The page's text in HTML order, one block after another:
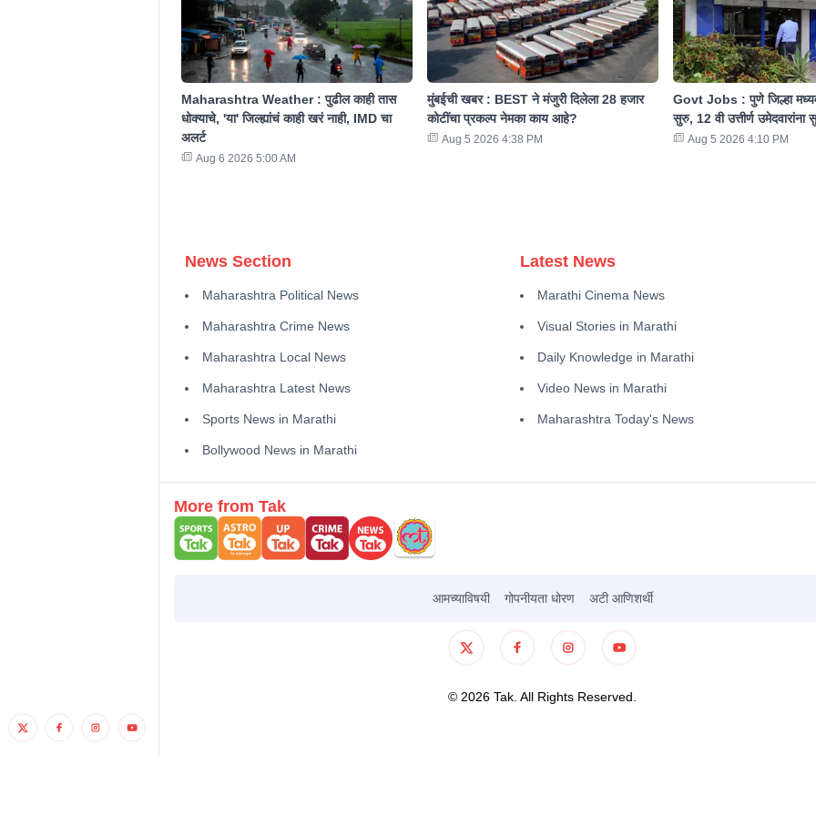
Maharashtra Weather : पुढील काही तास
धोक्याचे, 'या' जिल्ह्यांचं काही खरं नाही, IMD चा
अलर्ट
Aug 6 2026 5:00 AM
मुंबईची खबर : BEST ने मंजुरी दिलेला 28 हजार
कोटींचा प्रकल्प नेमका काय आहे?
Aug 5 2026 4:38 PM
Govt Jobs : पुणे जिल्हा
सुरु, 12 वी उत्तीर्ण उमेदवारांना
Aug 5 2026 4:10 PM
News Section
Maharashtra Political News
Maharashtra Crime News
Maharashtra Local News
Maharashtra Latest News
Sports News in Marathi
Bollywood News in Marathi
Latest News
Marathi Cinema News
Visual Stories in Marathi
Daily Knowledge in Marathi
Video News in Marathi
Maharashtra Today's News
More from Tak
आमच्याविषयी गोपनीयता धोरण अटी आणिशर्थी
©2026 Tak. All Rights Reserved.